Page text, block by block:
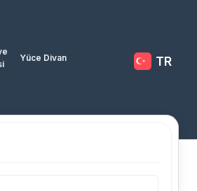
Yüce Divan TR